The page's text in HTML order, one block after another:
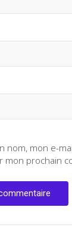
nom, mon e-
mon prochain